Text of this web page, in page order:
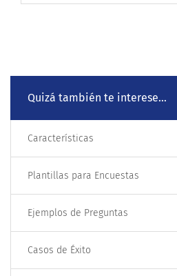
Quizá también te interese...
Características
Plantillas para Encuestas
Ejemplos de Preguntas
Casos de Éxito